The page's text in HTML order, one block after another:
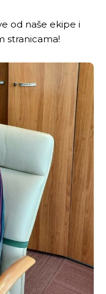
od naše ekipe i
stranicama!